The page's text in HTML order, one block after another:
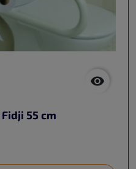

55 cm